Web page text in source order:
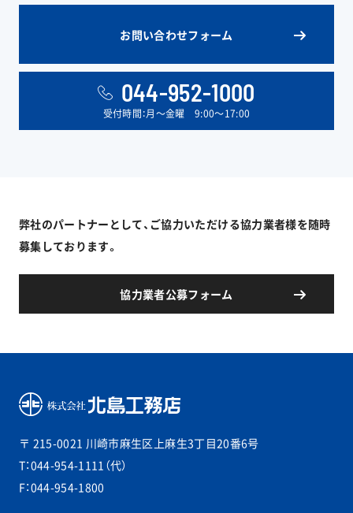
お問い合わせフォーム
044-952-1000
受付時間：月〜金曜 9:00〜17:00
弊社のパートナーとして、ご協力いただける協力業者様を随時
募集しております。
協力業者公募フォーム
〒 215-0021 川崎市麻生区上麻生3丁目20番6号
T：044-954-1111（代）
F：044-954-1800